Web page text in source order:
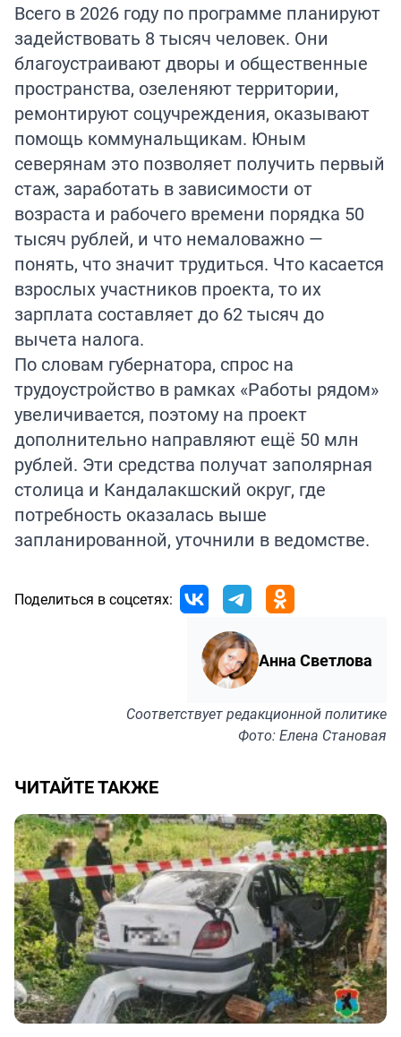
Всего в 2026 году по программе планируют
задействовать 8 тысяч человек. Они
благоустраивают дворы и общественные
пространства, озеленяют территории,
ремонтируют соцучреждения, оказывают
помощь коммунальщикам. Юным
северянам это позволяет получить первый
стаж, заработать в зависимости от
возраста и рабочего времени порядка 50
тысяч рублей, и что немаловажно —
понять, что значит трудиться. Что касается
взрослых участников проекта, то их
зарплата составляет до 62 тысяч до
вычета налога.
По словам губернатора, спрос на
трудоустройство в рамках «Работы рядом»
увеличивается, поэтому на проект
дополнительно направляют ещё 50 млн
рублей. Эти средства получат заполярная
столица и Кандалакшский округ, где
потребность оказалась выше
запланированной, уточнили в ведомстве.
Поделиться в соцсетях:
Анна Светлова
Соответствуетредакционной политике
Фото: Елена Становая
ЧИТАЙТЕ ТАКЖЕ